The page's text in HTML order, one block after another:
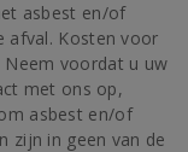
asbest en/of
afval. Kosten voor
Neem voordat u uw
met ons op,
asbest en/of
zijn in geen van de